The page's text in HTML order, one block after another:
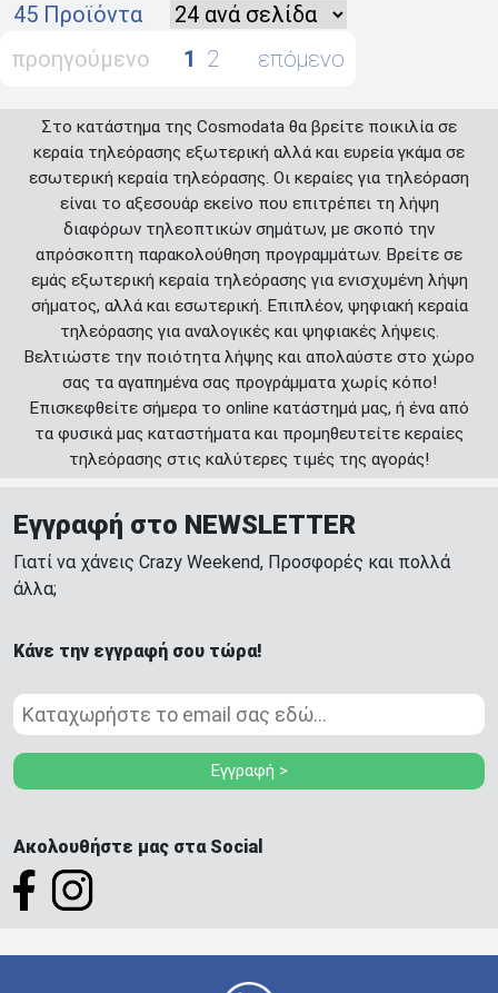
45 Προϊόντα
προηγούμενο
1 2 επόμενο
Στο κατάστημα της Cosmodata θα βρείτε ποικιλία σε
κεραία τηλεόρασης εξωτερική αλλά και ευρεία γκάμα σε
εσωτερική κεραία τηλεόρασης. Οι κεραίες για τηλεόραση
είναι το αξεσουάρ εκείνο που επιτρέπει τη λήψη
διαφόρων τηλεοπτικών σημάτων, με σκοπό την
απρόσκοπτη παρακολούθηση προγραμμάτων. Βρείτε σε
εμάς εξωτερική κεραία τηλεόρασης για ενισχυμένη λήψη
σήματος, αλλά και εσωτερική. Επιπλέον, ψηφιακή κεραία
τηλεόρασης για αναλογικές και ψηφιακές λήψεις.
Βελτιώστε την ποιότητα λήψης και απολαύστε στο χώρο
σας τα αγαπημένα σας προγράμματα χωρίς κόπο!
Επισκεφθείτε σήμερα το online κατάστημά μας, ή ένα από
τα φυσικά μας καταστήματα και προμηθευτείτε κεραίες
τηλεόρασης στις καλύτερες τιμές της αγοράς!
Εγγραφή στο NEWSLETTER
Γιατί να χάνεις Crazy Weekend, Προσφορές και πολλά
άλλα;
Κάνε την εγγραφή σου τώρα!
Εγγραφή >
Ακολουθήστε μας στα Social